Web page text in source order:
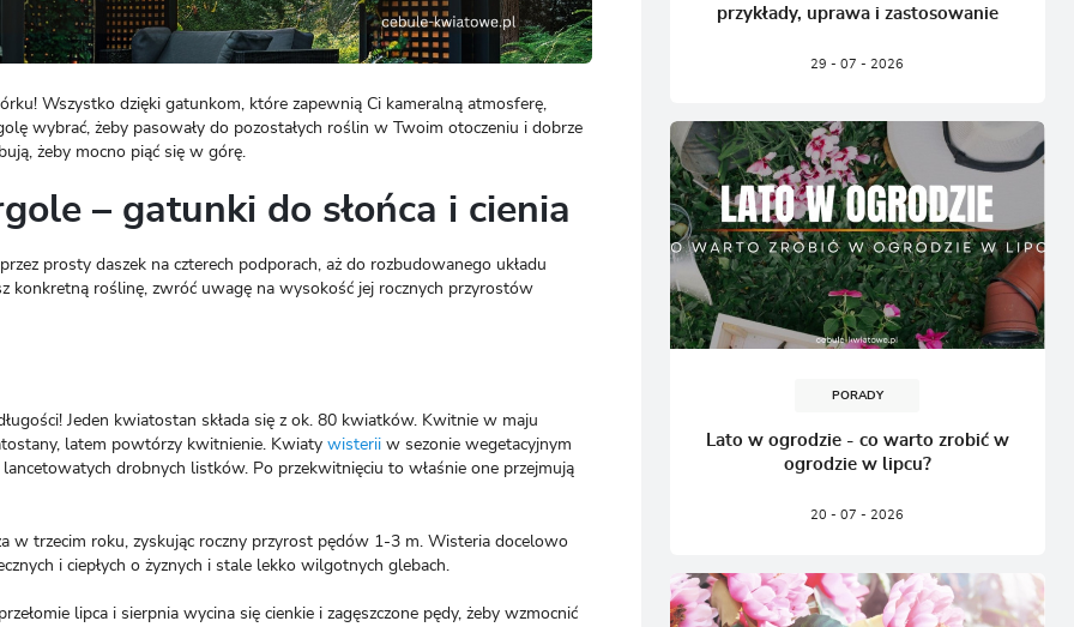
Wszystko dzięki gatunkom, które zapewnią Ci kameralną atmosferę,
wybrać, żeby pasowały do pozostałych roślin w Twoim otoczeniu i dobrze
żeby mocno piąć się w górę.
– gatunki do słońca i cienia
prosty daszek na czterech podporach, aż do rozbudowanego układu
konkretną roślinę, zwróć uwagę na wysokość jej rocznych przyrostów
Jeden kwiatostan składa się z ok. 80 kwiatków. Kwitnie w maju
latem powtórzy kwitnienie. Kwiaty wisteriiw sezonie wegetacyjnym
drobnych listków. Po przekwitnięciu to właśnie one przejmują
w trzecim roku, zyskując roczny przyrost pędów 1-3 m. Wisteria docelowo
i ciepłych o żyznych i stale lekko wilgotnych glebach.
lipca i sierpnia wycina się cienkie i zagęszczone pędy, żeby wzmocnić
przykłady, uprawa i zastosowanie
29 - 07 - 2026
PORADY
Lato w ogrodzie - co warto zrobić w
ogrodzie w lipcu?
20 - 07 - 2026